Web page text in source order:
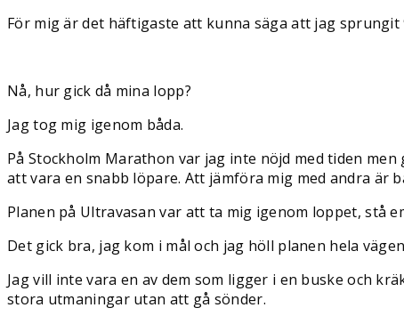
För mig är det häftigaste att kunna säga att jag
Nå, hur gick då mina lopp?
Jag tog mig igenom båda.
På Stockholm Marathon var jag inte nöjd med tiden
att vara en snabb löpare. Att jämföra mig med andra är
Planen på Ultravasan var att ta mig igenom loppet, stå
Det gick bra, jag kom i mål och jag höll planen hela
Jag vill inte vara en av dem som ligger i en buske och
stora utmaningar utan att gå sönder.